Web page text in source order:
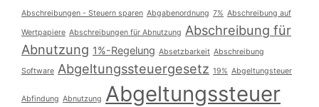
Abschreibungen - Steuern sparen Abgabenordnung 7% Abschreibung auf
Wertpapiere Abschreibungen für Abnutzung Abschreibung für
Abnutzung 1%-Regelung Absetzbarkeit Abschreibung
Software Abgeltungssteuergesetz 19% Abgeltungsteuer
Abfindung Abnutzung Abgeltungssteuer